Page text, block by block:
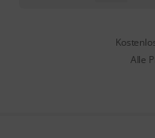
Alle